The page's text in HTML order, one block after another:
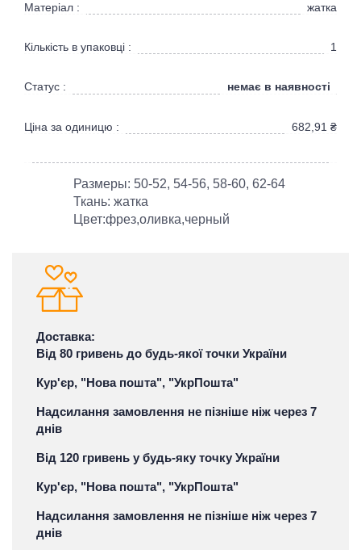
Матеріал : жатка
Кількість в упаковці : 1
Статус : немає в наявності
Ціна за одиницю : 682,91 ₴
Размеры: 50-52, 54-56, 58-60, 62-64
Ткань: жатка
Цвет:фрез,оливка,черный
Доставка:
Від 80 гривень до будь-якої точки України
Кур'єр, "Нова пошта", "УкрПошта"
Надсилання замовлення не пізніше ніж через 7
днів
Від 120 гривень у будь-яку точку України
Кур'єр, "Нова пошта", "УкрПошта"
Надсилання замовлення не пізніше ніж через 7
днів